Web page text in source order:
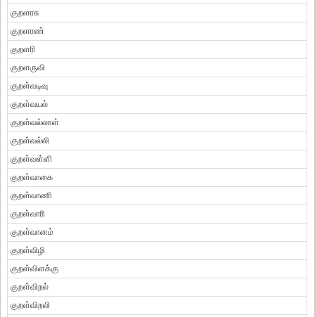
குறளரசு
குறளரண்
குறளரி
குறளருவி
குறள்வடிவு
குறள்வயல்
குறள்வல்லாள்
குறள்வல்லி
குறள்வள்ளி
குறள்வாகை
குறள்வாணி
குறள்வாரி
குறள்வானம்
குறள்விழி
குறள்விளக்கு
குறள்விறல்
குறள்விறலி